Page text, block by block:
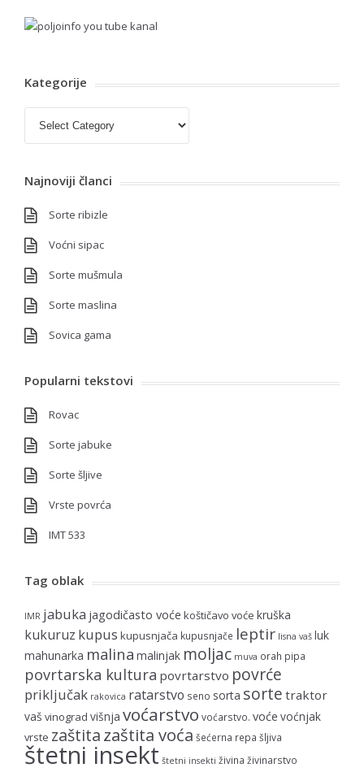
Kategorije
Najnoviji članci
Sorte ribizle
Voćni sipac
Sorte mušmula
Sorte maslina
Sovica gama
Popularni tekstovi
Rovac
Sorte jabuke
Sorte šljive
Vrste povrća
IMT 533
Tag oblak
IMR jabuka jagodičasto voće koštičavo voće kruška
kukuruz kupus kupusnjača kupusnjače leptir lisna vaš luk
mahunarka malina malinjak moljac muva orah pipa
povrtarska kultura povrtarstvo povrće
priključak rakovica ratarstvo seno sorta sorte traktor
vaš vinograd višnja voćarstvo voćarstvo. voće voćnjak
vrste zaštitazaštita voća šećerna repa šljiva
štetni insekt štetni insekti živina živinarstvo